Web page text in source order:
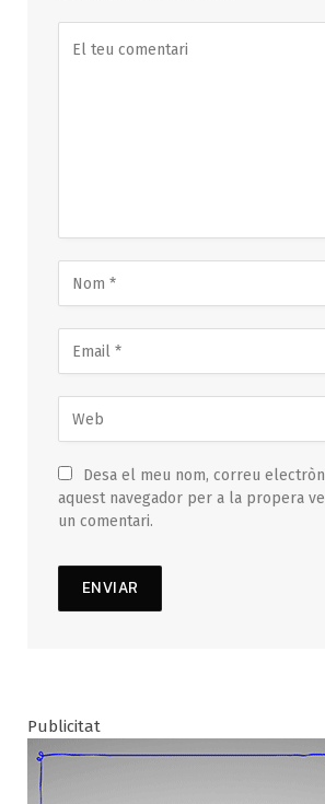
Desa el meu nom, correu
aquest navegador per a la propera
un comentari.
Publicitat